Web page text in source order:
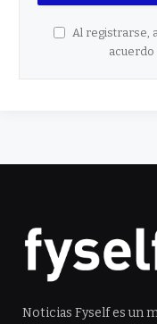
Al registrarse,
acuerdo
Noticias Fyself es un